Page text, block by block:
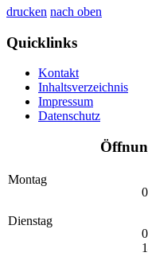
drucken nach oben
Quicklinks
Kontakt
Inhaltsverzeichnis
Impressum
Datenschutz
Montag
Dienstag